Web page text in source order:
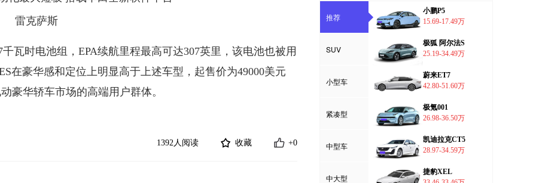
雷克萨斯
时电池组，EPA续航里程最高可达307英里，该电池也被用
在豪华感和定位上明显高于上述车型，起售价为49000美元
豪华轿车市场的高端用户群体。
+0
收藏
1392人阅读
推荐
SUV
小型车
紧凑型
中型车
中大型
小鹏P5
15.69-17.49万
极狐 阿尔法S
25.19-34.49万
蔚来ET7
42.80-51.60万
极氪001
26.98-36.50万
凯迪拉克CT5
28.97-34.59万
捷豹XEL